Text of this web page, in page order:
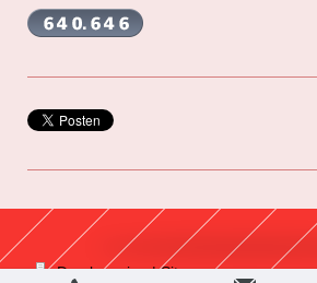
Druckversion| Sitemap